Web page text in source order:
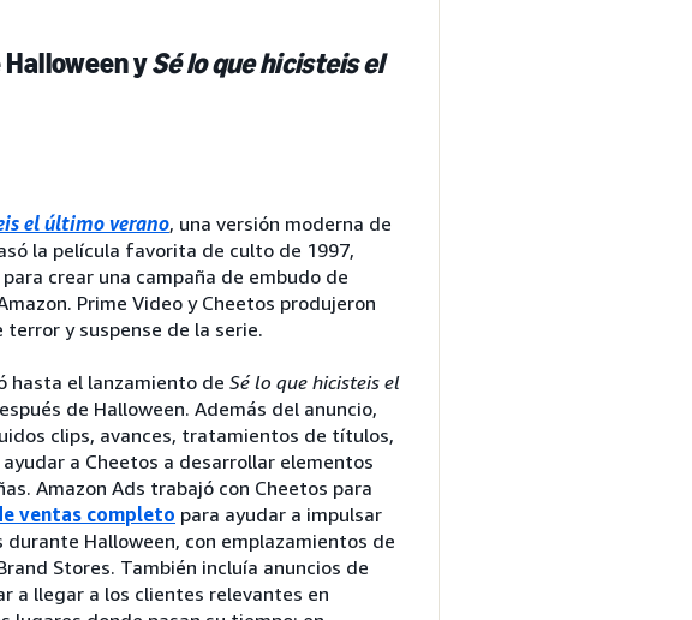
ySé lo que hicisteis el
el último verano, una versión moderna de
la película favorita de culto de 1997,
crear una campaña de embudo de
Prime Video y Cheetos produjeron
terror y suspense de la serie.
hasta el lanzamiento de Sé lo que hicisteis el
de Halloween. Además del anuncio,
clips, avances, tratamientos de títulos,
a Cheetos a desarrollar elementos
Amazon Ads trabajó con Cheetos para
ventas completo para ayudar a impulsar
Halloween, con emplazamientos de
Stores. También incluía anuncios de
a llegar a los clientes relevantes en